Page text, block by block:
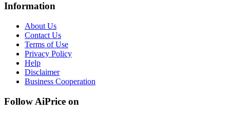
Information
About Us
Contact Us
Terms of Use
Privacy Policy
Help
Disclaimer
Business Cooperation
Follow AiPrice on